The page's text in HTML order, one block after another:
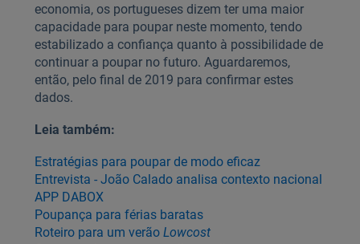
economia, os portugueses dizem ter uma maior
capacidade para poupar neste momento, tendo
estabilizado a confiança quanto à possibilidade de
continuar a poupar no futuro. Aguardaremos,
então, pelo final de 2019 para confirmar estes
dados.
Leia também:
Estratégias para poupar de modo eficaz
Entrevista - João Calado analisa contexto nacional
APP DABOX
Poupança para férias baratas
Roteiro para um verão Lowcost